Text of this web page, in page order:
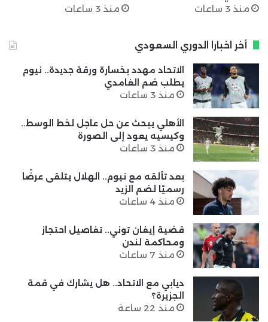
منذ 3 ساعات
منذ 3 ساعات
أخر اخبارا الدوري السعودي
الاتحاد مهدد بخسارة ورقة جديدة.. نيوم
يطلب ضم الغامدي
منذ 3 ساعات
الأهلي يبحث عن حل عاجل لخط الوسط..
وكيسيه يعود إلى الصورة
منذ 3 ساعات
بعد تألقه مع نيوم.. الهلال يتلقى عرضًا
رسميًا لضم الزيد
منذ 4 ساعات
قضية إيفان توني.. تفاصيل احتجاز
ومحاكمة لندن
منذ 7 ساعات
ديابي مع الاتحاد.. هل يشارك في قمة
الجزيرة؟
منذ 22 ساعة